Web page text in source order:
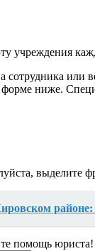
учреждения
сотрудника или
ниже.
выделите
районе:
помощь юриста!